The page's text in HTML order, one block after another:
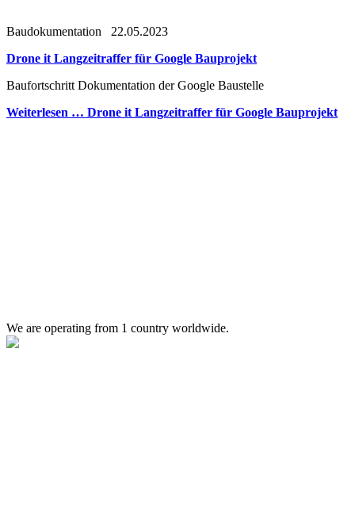
Baudokumentation
22.05.2023
Drone it Langzeitraffer für Google Bauprojekt
Baufortschritt Dokumentation der Google Baustelle
Weiterlesen … Drone it Langzeitraffer für Google Bauprojekt
We are operating from 1 country worldwide.